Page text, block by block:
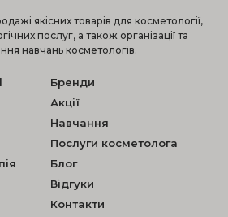
якісних товарів для косметології,
послуг, а також організації та
навчань косметологів.
Бренди
Акції
Навчання
Послуги косметолога
Блог
Відгуки
Контакти